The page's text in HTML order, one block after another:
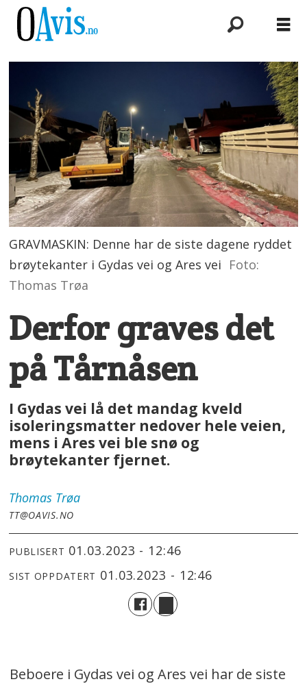
GRAVMASKIN: Denne har de siste dagene ryddet
brøytekanter i Gydas vei og Ares vei Foto:
Thomas Trøa
Derfor graves det
på Tårnåsen
I Gydas vei lå det mandag kveld
isoleringsmatter nedover hele veien,
mens i Ares vei ble snø og
brøytekanter fjernet.
Thomas Trøa
TT@OAVIS.NO
PUBLISERT 01.03.2023 - 12:46
SIST OPPDATERT 01.03.2023 - 12:46
Beboere i Gydas vei og Ares vei har de siste